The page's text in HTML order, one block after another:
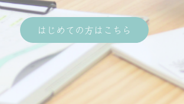
はじめての方はこちら